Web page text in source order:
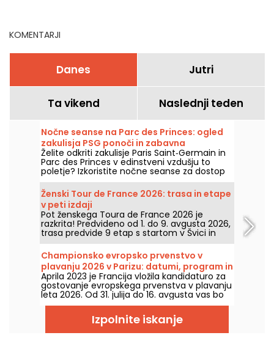
KOMENTARJI
Danes Jutri
Ta vikend Naslednji teden
Nočne seanse na Parc des Princes: ogled
zakulisja PSG ponoči in zabavna
guinguette z DJ-seti
Želite odkriti zakulisje Paris Saint‑Germain in
Parc des Princes v edinstveni vzdušju to
poletje? Izkoristite nočne seanse za dostop
do stadiona ponoči ter uživajte v številnih
prazničnih animacijah. Tukaj je program za
poletje 2026!
Ženski Tour de France 2026: trasa in etape
v peti izdaji
Pot ženskega Toura de France 2026 je
razkrita! Predvideno od 1. do 9. avgusta 2026,
trasa predvide 9 etap s startom v Švici in
ciljem v Nicei. Oglejte si, kaj nas čaka letos.
Championsko evropsko prvenstvo v
plavanju 2026 v Parizu: datumi, program in
vse o tekmovanju
Aprila 2023 je Francija vložila kandidaturo za
gostovanje evropskega prvenstva v plavanju
leta 2026. Od 31. julija do 16. avgusta vas bo
Olimpijski plavalni center pričakal, da
spodbudite naše plavalce. Tukaj so vse
informacije, ki jih morate vedeti o
tekmovanju in disciplinah!
Izpolnite iskanje